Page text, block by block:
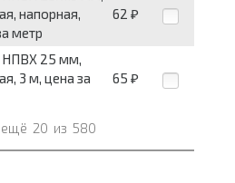
напорная,
метр
62 ₽
НПВХ 25 мм,
3 м, цена за
65 ₽
ещё 20 из 580